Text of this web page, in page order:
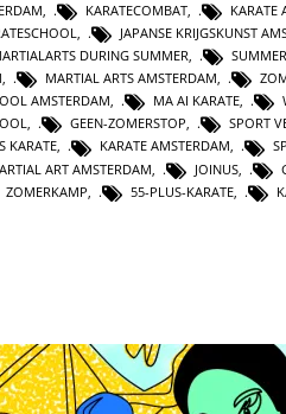
, KARATECOMBAT, KARATE
, JAPANSE KRIJGSKUNST
DURING SUMMER,
, MARTIAL ARTS AMSTERDAM,
AMSTERDAM, MA AI KARATE,
, GEEN-ZOMERSTOP, SPORT
KARATE, KARATE AMSTERDAM,
ART AMSTERDAM JOINUS
ZOMERKAMP 55-PLUS-KARATE